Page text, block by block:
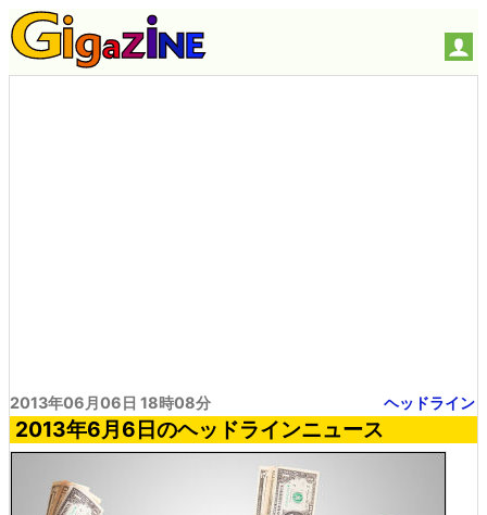
2013年06月06日 18時08分 ヘッドライン
2013年6月6日のヘッドラインニュース